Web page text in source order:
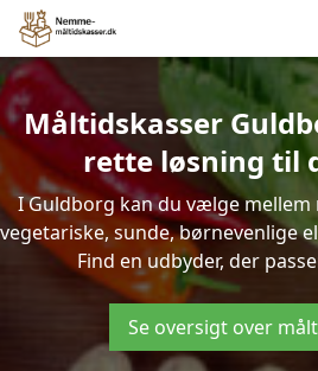
Måltidskasser
rette løsning til
I Guldborg kan du vælge mellem
vegetariske, sunde, børnevenlige
Find en udbyder, der
Se oversigt over